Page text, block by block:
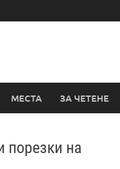
МЕСТА ЗА ЧЕТЕНЕ
порезки на